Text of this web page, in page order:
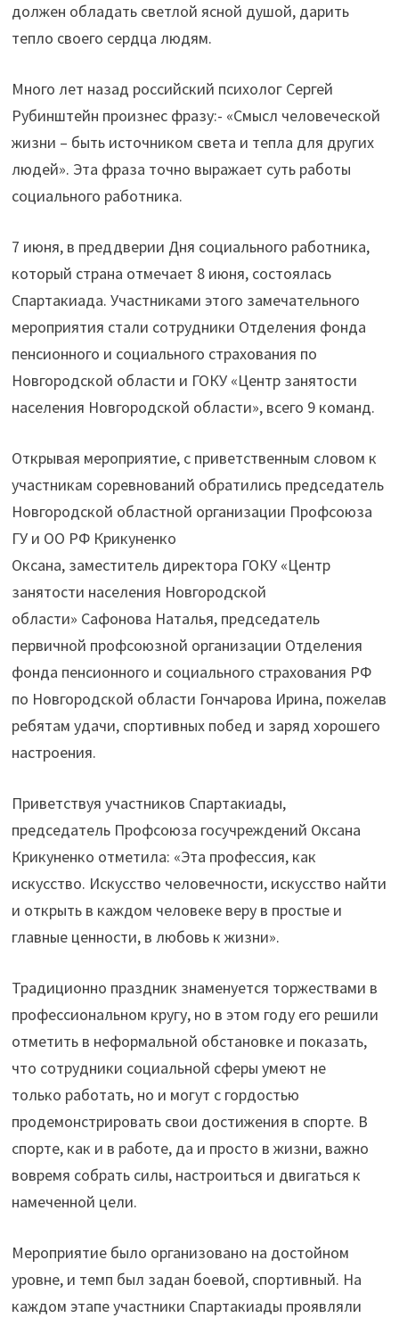
должен обладать светлой ясной душой, дарить
тепло своего сердца людям.
Много лет назад российский психолог Сергей
Рубинштейн произнес фразу:- «Смысл человеческой
жизни – быть источником света и тепла для других
людей». Эта фраза точно выражает суть работы
социального работника.
7 июня, в преддверии Дня социального работника,
который страна отмечает 8 июня, состоялась
Спартакиада. Участниками этого замечательного
мероприятия стали сотрудники Отделения фонда
пенсионного и социального страхования по
Новгородской области и ГОКУ «Центр занятости
населения Новгородской области», всего 9 команд.
Открывая мероприятие, с приветственным словом к
участникам соревнований обратились председатель
Новгородской областной организации Профсоюза
ГУ и ОО РФ Крикуненко
Оксана, заместитель директора ГОКУ «Центр
занятости населения Новгородской
области» Сафонова Наталья, председатель
первичной профсоюзной организации Отделения
фонда пенсионного и социального страхования РФ
по Новгородской области Гончарова Ирина, пожелав
ребятам удачи, спортивных побед и заряд хорошего
настроения.
Приветствуя участников Спартакиады,
председатель Профсоюза госучреждений Оксана
Крикуненко отметила: «Эта профессия, как
искусство. Искусство человечности, искусство найти
и открыть в каждом человеке веру в простые и
главные ценности, в любовь к жизни».
Традиционно праздник знаменуется торжествами в
профессиональном кругу, но в этом году его решили
отметить в неформальной обстановке и показать,
что сотрудники социальной сферы умеют не
только работать, но и могут с гордостью
продемонстрировать свои достижения в спорте. В
спорте, как и в работе, да и просто в жизни, важно
вовремя собрать силы, настроиться и двигаться к
намеченной цели.
Мероприятие было организовано на достойном
уровне, и темп был задан боевой, спортивный. На
каждом этапе участники Спартакиады проявляли